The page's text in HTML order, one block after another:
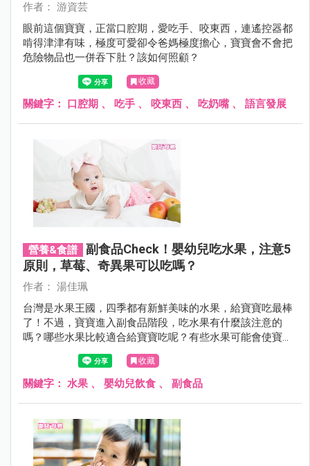
作者： 游資芸
眼前這個寶寶，正當口腔期，愛吃手、咬東西，連遙控器都
啃得津津有味，極度可愛卻令爸媽極度擔心，寶寶會不會把
危險物品也一併吞下肚？該如何照顧？
收藏
關鍵字： 口腔期 、 吃手 、 咬東西 、 吃奶嘴、 語言發展
營養&食譜
副食品Check！嬰幼兒吃水果，注意5
原則，草莓、奇異果可以吃嗎？
作者： 湯佳珮
台灣是水果王國，四季都有新鮮美味的水果，給寶寶吃最棒
了！不過，寶寶進入副食品階段，吃水果有什麼該注意的
嗎？哪些水果比較適合給寶寶吃呢？有些水果可能會使寶寶
的大便變紫色、皮膚變黃色？有請營養師來解答。(2024更
收藏
關鍵字： 水果 、 嬰幼兒飲食 、 副食品